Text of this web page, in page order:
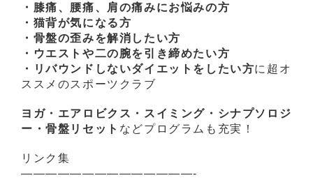
・膝痛、腰痛、肩の痛みにお悩みの方
・猫背が気になる方
・骨盤の歪みを解消したい方
・ウエストや二の腕を引き締めたい方
・リバウンドしないダイエットをしたい方に超オ
ススメのスポーツクラブ
ヨガ・エアロビクス・スイミング・シナプソロジ
ー・骨盤リセット などプログラムも充実！
リンク集
——————————————-